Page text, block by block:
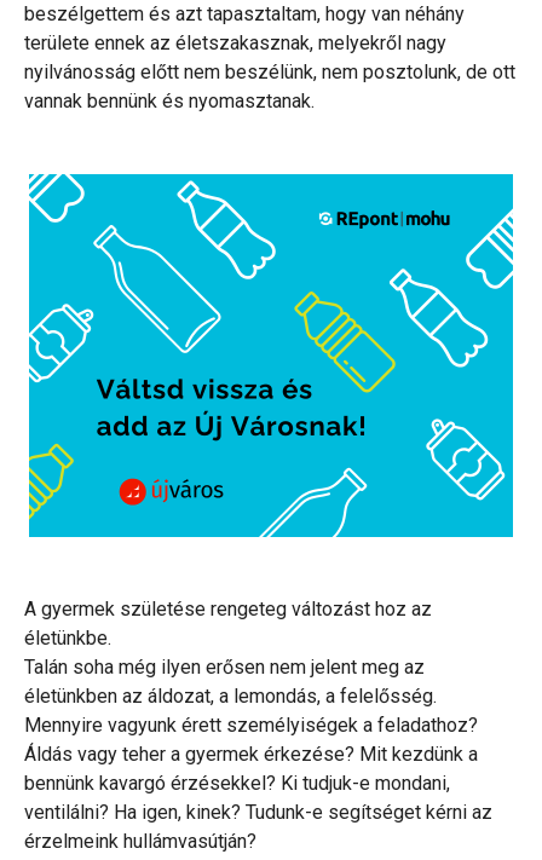
beszélgettem és azt tapasztaltam, hogy van néhány
területe ennek az életszakasznak, melyekről nagy
nyilvánosság előtt nem beszélünk, nem posztolunk, de ott
vannak bennünk és nyomasztanak.
A gyermek születése rengeteg változást hoz az
életünkbe.
Talán soha még ilyen erősen nem jelent meg az
életünkben az áldozat, a lemondás, a felelősség.
Mennyire vagyunk érett személyiségek a feladathoz?
Áldás vagy teher a gyermek érkezése? Mit kezdünk a
bennünk kavargó érzésekkel? Ki tudjuk-e mondani,
ventilálni? Ha igen, kinek? Tudunk-e segítséget kérni az
érzelmeink hullámvasútján?